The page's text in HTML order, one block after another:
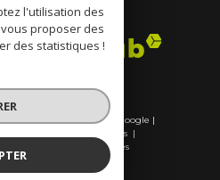
| Traduction powered by Google |
Mentions légales
Cookies
l'utilisation des
proposer des
des statistiques !